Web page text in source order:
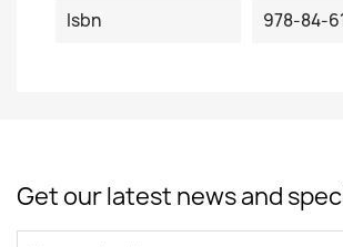
Isbn
978-84-
Get our latest news and